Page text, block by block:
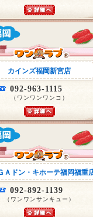
カインズ福岡新宮店
092-963-1115
（ワンワンワンコ）
Ａドン・キホーテ福岡福重
092-892-1139
（ワンワンサンキュー）